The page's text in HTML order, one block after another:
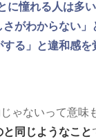
憧れる人は多
さがわからない
る」と違和感
ゃないって意味
同じようなこと